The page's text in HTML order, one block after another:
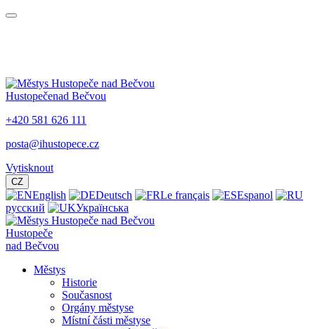
Hustopečenad Bečvou
+420 581 626 111
posta@ihustopece.cz
Vytisknout
CZ
English Deutsch Le français
Espanol
русский
Українська
Hustopeče
nad Bečvou
Městys
Historie
Současnost
Orgány městyse
Místní části městyse